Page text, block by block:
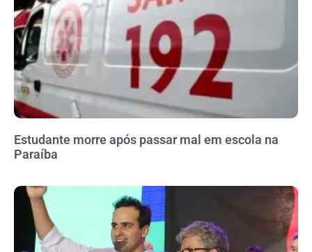
Estudante morre após passar mal em escola na
Paraíba